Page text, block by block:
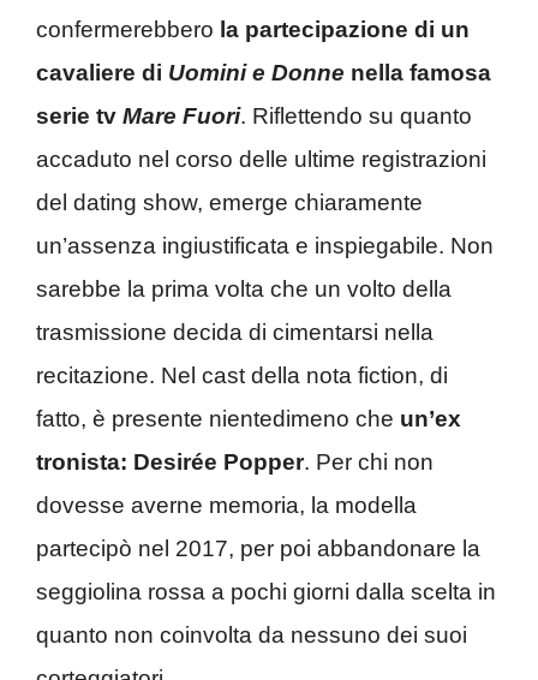
confermerebbero la partecipazione di un
cavaliere di Uomini e Donne nella famosa
serie tv Mare Fuori. Riflettendo su quanto
accaduto nel corso delle ultime registrazioni
del dating show, emerge chiaramente
un’assenza ingiustificata e inspiegabile. Non
sarebbe la prima volta che un volto della
trasmissione decida di cimentarsi nella
recitazione. Nel cast della nota fiction, di
fatto, è presente nientedimeno che un’ex
tronista: Desirée Popper. Per chi non
dovesse averne memoria, la modella
partecipò nel 2017, per poi abbandonare la
seggiolina rossa a pochi giorni dalla scelta in
quanto non coinvolta da nessuno dei suoi